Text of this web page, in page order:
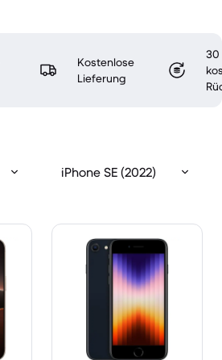
Kostenlose
Lieferung
30
iPhone SE (2022)